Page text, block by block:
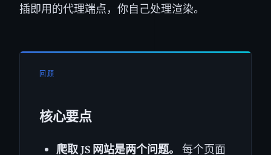
插即用的代理端点，你自己处理渲染。
回顾
核心要点
爬取 JS 网站是两个问题。 每个页面